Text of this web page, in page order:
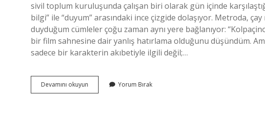
sivil toplum kuruluşunda çalışan biri olarak gün içinde
bilgi” ile “duyum” arasındaki ince çizgide dolaşıyor. Metroda,
duyduğum cümleler çoğu zaman aynı yere bağlanıyor:
bir film sahnesine dair yanlış hatırlama olduğunu düşündüm.
sadece bir karakterin akıbetiyle ilgili değil;…
Devamını okuyun Kolpaçino
Tunç
Yorum Bırak